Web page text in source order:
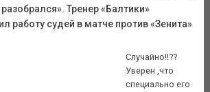
Тренер «Балтики»
работу судей в матче против «Зенита»
Случайно!!??
Уверен ,что
специально его